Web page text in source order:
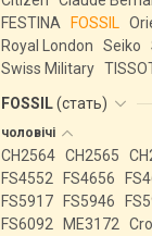
FESTINA
FOSSIL
Royal London
Seiko
Swiss Military
FOSSIL(стать)
чоловічі
CH2564 CH2565
FS4552
FS4656
FS5917
FS5946
FS6092
ME3172